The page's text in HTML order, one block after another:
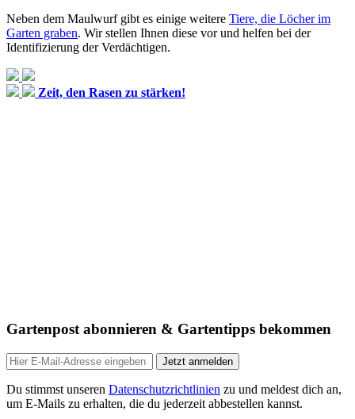
Neben dem Maulwurf gibt es einige weitere Tiere, die Löcher im
Garten graben. Wir stellen Ihnen diese vor und helfen bei der
Identifizierung der Verdächtigen.
Zeit, den Rasen zu stärken!
Gartenpost abonnieren & Gartentipps bekommen
Jetzt anmelden
Du stimmst unseren Datenschutzrichtlinien zu und meldest dich an,
um E-Mails zu erhalten, die du jederzeit abbestellen kannst.